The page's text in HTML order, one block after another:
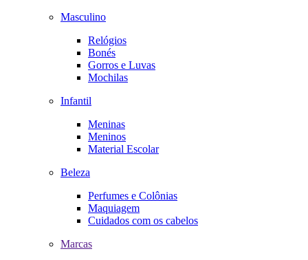
Masculino
Relógios
Bonés
Gorros e Luvas
Mochilas
Infantil
Meninas
Meninos
Material Escolar
Beleza
Perfumes e Colônias
Maquiagem
Cuidados com os cabelos
Marcas